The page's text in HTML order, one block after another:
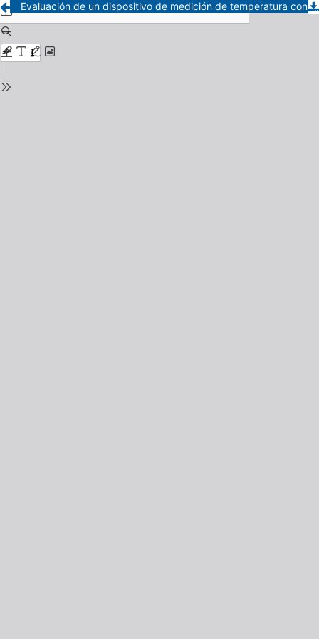
Evaluación de un dispositivo de medición de temperatura con tecnología de flujo calórico cero en cobayos ( Cavia porcellus) anestesiados con isoflurano